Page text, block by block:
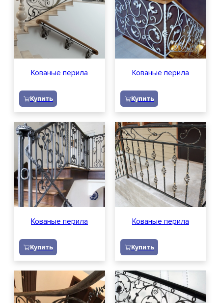
Кованые перила
Купить
Кованые перила
Купить
Кованые перила
Купить
Кованые перила
Купить
Персональных данных